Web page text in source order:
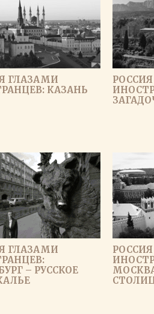
ГЛАЗАМИ
КАЗАНЬ
ГЛАЗАМИ
– РУССКОЕ